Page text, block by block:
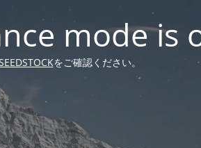
mode is
をご確認ください。